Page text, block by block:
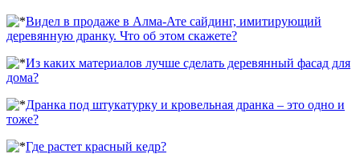
Видел в продаже в Алма-Ате сайдинг, имитирующий
деревянную дранку. Что об этом скажете?
Из каких материалов лучше сделать деревянный фасад для
дома?
Дранка под штукатурку и кровельная дранка – это одно и
тоже?
Где растет красный кедр?